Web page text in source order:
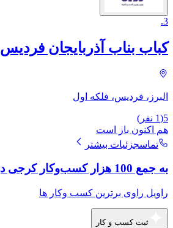
3
.
کباب بناب آذربایجان فردیس
البرز، فردیس، فلکه اول
5
(
1 نفر)
هم اکنون باز است
تماسجزئیات بیشتر
به جمع 100 هزار کسب‌وکار کرجی در راویل بپیوندید
راویل راوی برترین کسب وکار ها
ثبت کسب و کار